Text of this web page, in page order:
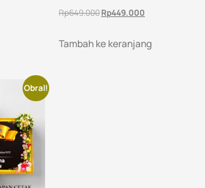
Rp649.000Rp449.000
Tambah ke keranjang
Obral!